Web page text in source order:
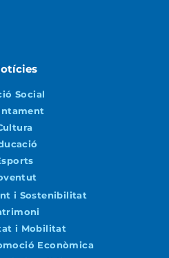
Social
i Sostenibilitat
i Mobilitat
Econòmica